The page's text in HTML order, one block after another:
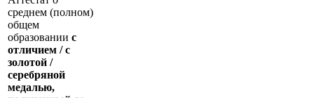
среднем (полном)
общем
образовании с
отличием / с
золотой /
серебряной
медалью,